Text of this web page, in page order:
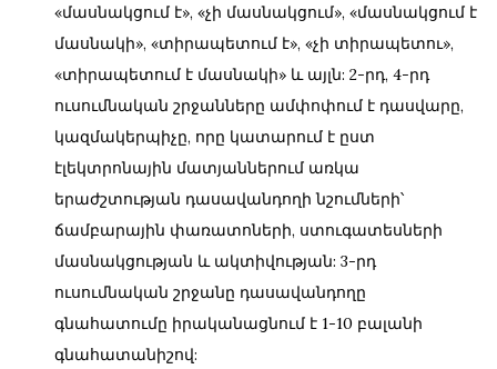
«մասնակցում է», «չի մասնակցում», «մասնակցում է
մասնակի», «տիրապետում է», «չի տիրապետու»,
«տիրապետում է մասնակի» և այլն: 2-րդ, 4-րդ
ուսումնական շրջանները ամփոփում է դասվարը,
կազմակերպիչը, որը կատարում է ըստ
էլեկտրոնային մատյաններում առկա
երաժշտության դասավանդողի նշումների՝
ճամբարային փառատոների, ստուգատեսների
մասնակցության և ակտիվության: 3-րդ
ուսումնական շրջանը դասավանդողը
գնահատումը իրականացնում է 1-10 բալանի
գնահատանիշով: